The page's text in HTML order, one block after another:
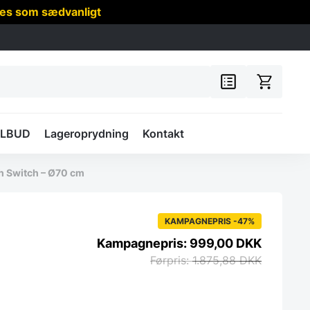
som sædvanligt
Lageroprydning Kontakt
Switch – Ø70 cm
KAMPAGNEPRIS -47%
1.875,88DKK
999,00 DKK